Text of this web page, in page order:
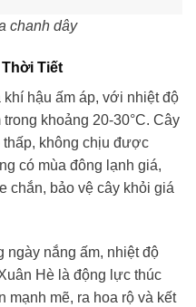
chanh dây
Tiết
hậu ấm áp, với nhiệt độ
khoảng 20-30°C. Cây
không chịu được
có mùa đông lạnh giá,
chắn, bảo vệ cây khỏi giá
ngày nắng ấm, nhiệt độ
Hè là động lực thúc
mạnh mẽ, ra hoa rộ và kết